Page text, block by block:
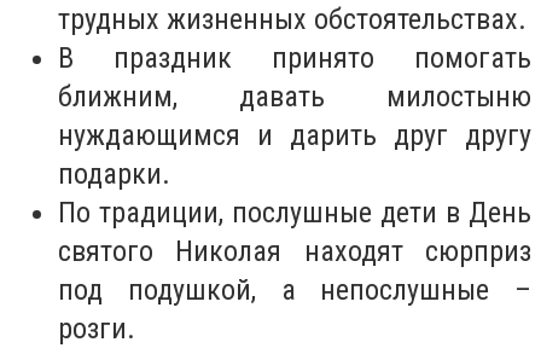
трудных жизненных обстоятельствах.
В праздник принято помогать
ближним, давать милостыню
нуждающимся и дарить друг другу
подарки.
По традиции, послушные дети в День
святого Николая находят сюрприз
под подушкой, а непослушные –
розги.